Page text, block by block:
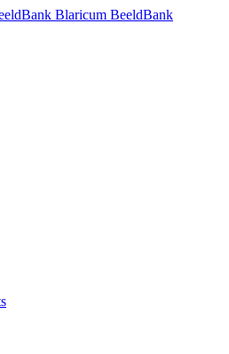
BeeldBank